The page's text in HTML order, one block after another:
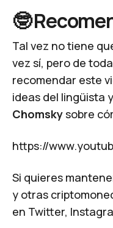
🤓
Tal vez no tiene
vez sí, pero de
recomendar este
ideas del lingüista
Chomskysobre
https://
Si quieres
y otras
en Twitter,